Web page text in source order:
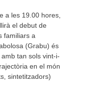
a les 19.00 hores,
el debut de
familiars a
(Grabu) és
tan sols vint-i-
en el món
sintetitzadors)